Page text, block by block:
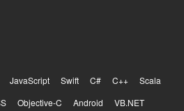
JavaScript Swift C# C++
Scala
Objective-C Android
VB.NET